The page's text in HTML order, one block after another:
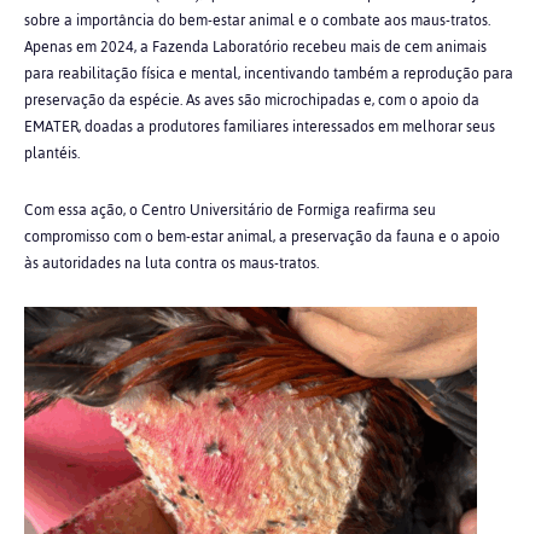
sobre a importância do bem-estar animal e o combate aos maus-tratos.
Apenas em 2024, a Fazenda Laboratório recebeu mais de cem animais
para reabilitação física e mental, incentivando também a reprodução para
preservação da espécie. As aves são microchipadas e, com o apoio da
EMATER, doadas a produtores familiares interessados em melhorar seus
plantéis.
Com essa ação, o Centro Universitário de Formiga reafirma seu
compromisso com o bem-estar animal, a preservação da fauna e o apoio
às autoridades na luta contra os maus-tratos.